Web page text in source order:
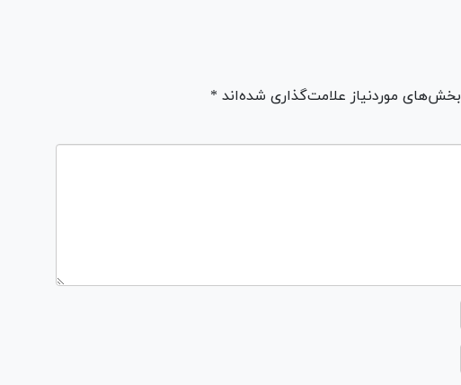
موردنیاز علامت‌گذاری شده‌اند *